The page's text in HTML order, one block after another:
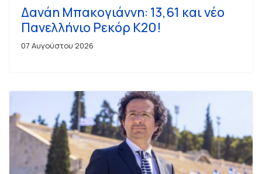
Δανάη Μπακογιάννη: 13,61 και νέο
Πανελλήνιο Ρεκόρ Κ20!
07 Αυγούστου 2026